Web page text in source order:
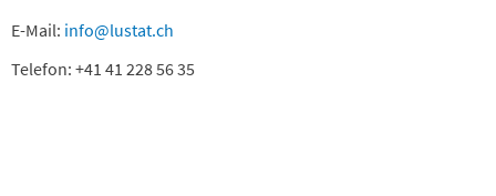
E-Mail: info@lustat.ch
Telefon: +41 41 228 56 35